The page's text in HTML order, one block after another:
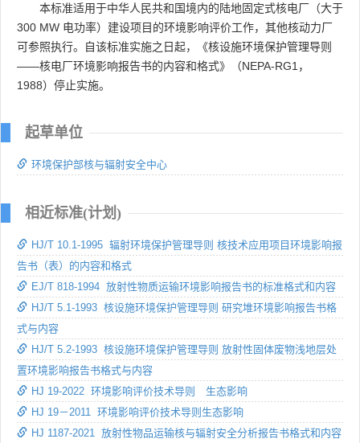
本标准适用于中华人民共和国境内的陆地固定式核电厂（大于
300 MW 电功率）建设项目的环境影响评价工作，其他核动力厂
可参照执行。自该标准实施之日起，《核设施环境保护管理导则
——核电厂环境影响报告书的内容和格式》（NEPA-RG1，
1988）停止实施。
起草单位
环境保护部核与辐射安全中心
相近标准(计划)
HJ/T 10.1-1995 辐射环境保护管理导则 核技术应用项目环境影响报
告书（表）的内容和格式
EJ/T 818-1994 放射性物质运输环境影响报告书的标准格式和内容
HJ/T 5.1-1993 核设施环境保护管理导则 研究堆环境影响报告书格
式与内容
HJ/T 5.2-1993 核设施环境保护管理导则 放射性固体废物浅地层处
置环境影响报告书格式与内容
HJ 19-2022 环境影响评价技术导则 生态影响
HJ 19－2011 环境影响评价技术导则生态影响
HJ 1187-2021 放射性物品运输核与辐射安全分析报告书格式和内容